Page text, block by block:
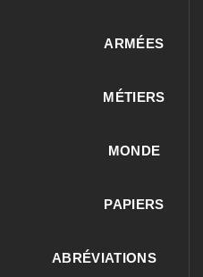
ARMÉES
MÉTIERS
MONDE
PAPIERS
ABRÉVIATIONS